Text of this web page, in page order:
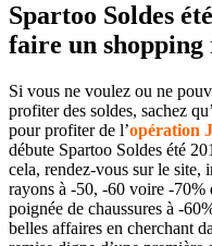
Spartoo Soldes
faire un shopping
Si vous ne voulez ou ne
profiter des soldes, sachez
pour profiter de l’opération
débute Spartoo Soldes été
cela, rendez-vous sur le site,
rayons à -50, -60 voire -70%
poignée de chaussures à -
belles affaires en cherchant